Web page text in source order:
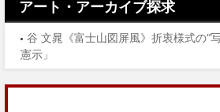
アート・アーカイブ探求
谷 文晁《富士山図屏風》折衷様式の“
憲示」